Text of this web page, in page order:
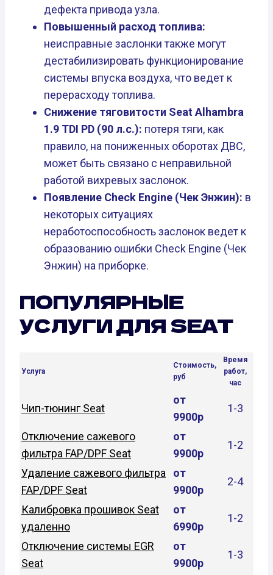
дефекта привода узла.
Повышенный расход топлива:
неисправные заслонки также могут
дестабилизировать функционирование
системы впуска воздуха, что ведет к
перерасходу топлива.
Снижение тяговитости Seat Alhambra
1.9 TDI PD (90 л.с.): потеря тяги, как
правило, на пониженных оборотах ДВС,
может быть связано с неправильной
работой вихревых заслонок.
Появление Check Engine (Чек Энжин): в
некоторых ситуациях
неработоспособность заслонок ведет к
образованию ошибки Check Engine (Чек
Энжин) на приборке.
ПОПУЛЯРНЫЕ
УСЛУГИ ДЛЯ SEAT
Услуга
Стоимость,
руб
Время
работ,
час
Чип-тюнинг Seat
от
9900р
1-3
Отключение сажевого
фильтра FAP/DPF Seat
от
9900р
1-2
Удаление сажевого фильтра
FAP/DPF Seat
от
9900р
2-4
Калибровка прошивок Seat
удаленно
от
6990р
1-2
Отключение системы EGR
Seat
от
9900р
1-3